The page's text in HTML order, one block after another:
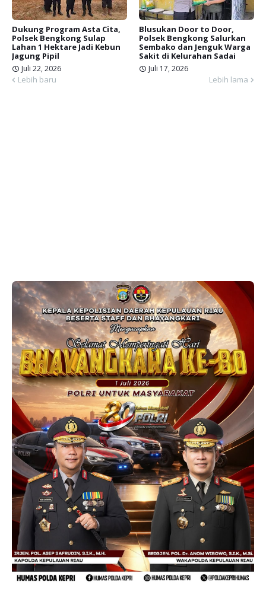
Dukung Program Asta Cita,
Polsek Bengkong Sulap
Lahan 1 Hektare Jadi Kebun
Jagung Pipil
Juli 22, 2026
Blusukan Door to Door,
Polsek Bengkong Salurkan
Sembako dan Jenguk Warga
Sakit di Kelurahan Sadai
Juli 17, 2026
Lebih baru Lebih lama